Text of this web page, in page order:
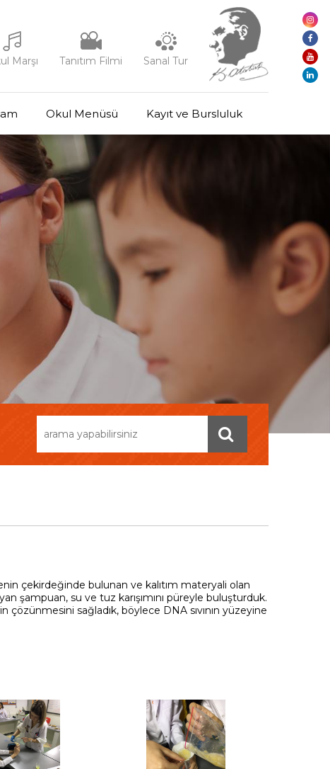
Marşı Tanıtım Filmi Sanal Tur
Okul Menüsü Kayıt ve Bursluluk
çekirdeğinde bulunan ve kalıtım materyali olan
şampuan, su ve tuz karışımını püreyle buluşturduk.
sağladık, böylece DNA sıvının yüzeyine